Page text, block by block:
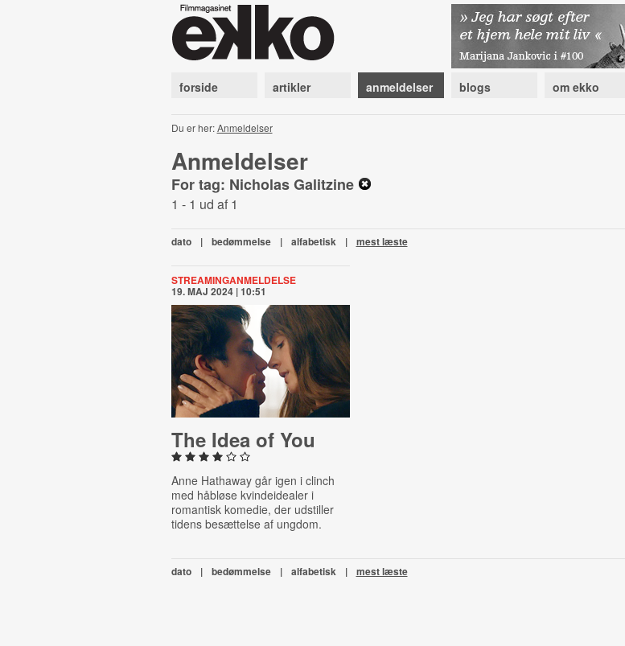
forside artikler anmeldelser blogs om ekko
Du er her:Anmeldelser
Anmeldelser
For tag: Nicholas Galitzine
1 - 1 ud af 1
dato | bedømmelse | alfabetisk | mest læste
STREAMINGANMELDELSE
19. MAJ 2024 | 10:51
The Idea of You
Anne Hathaway går igen i clinch
med håbløse kvindeidealer i
romantisk komedie, der udstiller
tidens besættelse af ungdom.
dato | bedømmelse | alfabetisk | mest læste